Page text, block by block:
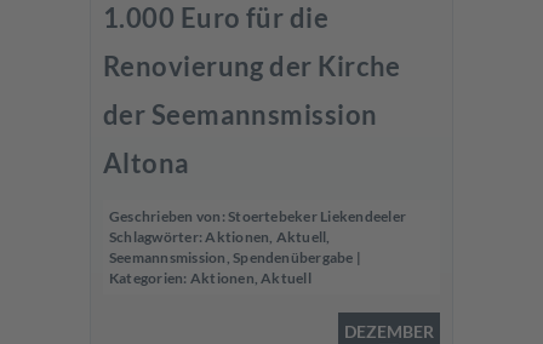
1.000 Euro für die
Renovierung der Kirche
der Seemannsmission
Altona
Geschrieben von: Stoertebeker Liekendeeler
Schlagwörter:Aktionen, Aktuell,
Seemannsmission ,Spendenübergabe |
Kategorien: Aktionen,Aktuell
DEZEMBER